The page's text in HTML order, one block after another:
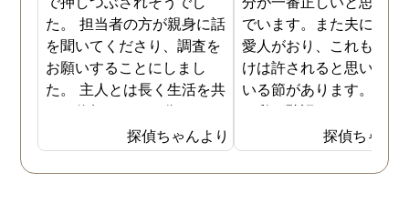
た。 担当者の方が親身に話
を聞いてくださり、調査を
お願いすることにしまし
た。 主人とは長く生活を共
にし信頼していた分、とて
も悔しい結果となってしま
い残念です。 子ども達の
為、私自身の為にも結果を
探偵ちゃんより
でいます。また夫には長
愛人がおり、これも自分
けは許されると思い込ん
いる節があります。もち
ん私が黙認しているだけ
で、良しとしているわけ
はありません。しかし最
では私にも知恵がつき、
探偵ちゃん